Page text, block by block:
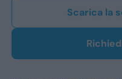
Scarica la